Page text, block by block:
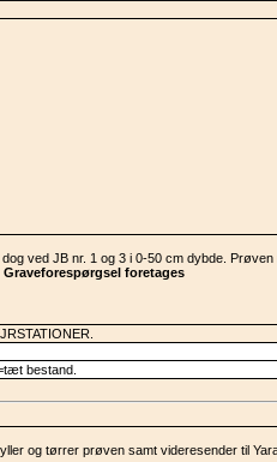
ved JB nr. 1 og 3 i 0-50 cm dybde. Prøven
Graveforespørgsel foretages
bestand.
og tørrer prøven samt videresender til